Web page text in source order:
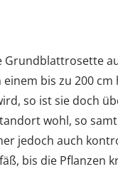
Grundblattrosette
bis zu 200 cm
so ist sie doch
wohl, so
jedoch auch
bis die Pflanzen